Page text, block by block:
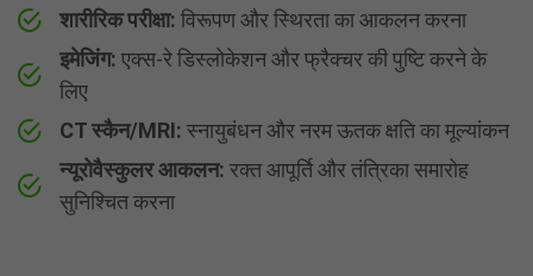
शारीरिक परीक्षा: विरूपण और स्थिरता का आकलन करना
इमेजिंग: एक्स-रे डिस्लोकेशन और फ्रैक्चर की पुष्टि करने के
लिए
CT स्कैन/MRI: स्नायुबंधन और नरम ऊतक क्षति का मूल्यांकन
न्यूरोवैस्कुलर आकलन: रक्त आपूर्ति और तंत्रिका समारोह
सुनिश्चित करना